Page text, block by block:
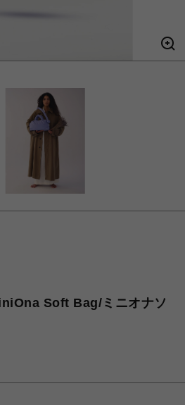
Soft Bag/ミニオナソ